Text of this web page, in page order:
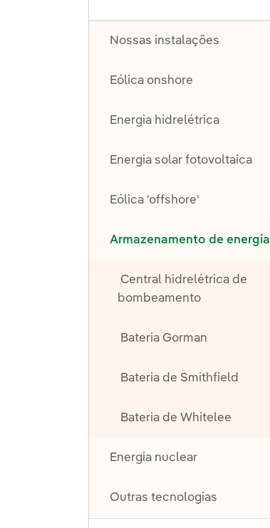
Nossas instalações
Eólica onshore
Energia hidrelétrica
Energia solar fotovoltaica
Eólica 'offshore'
Armazenamento de energia
Central hidrelétrica de
bombeamento
Bateria Gorman
Bateria de Smithfield
Bateria de Whitelee
Energia nuclear
Outras tecnologias